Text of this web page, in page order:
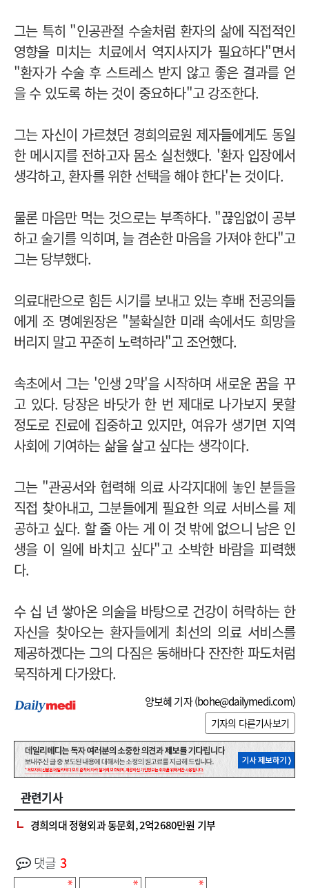
그는 특히 "인공관절 수술처럼 환자의 삶에 직접적인
영향을 미치는 치료에서 역지사지가 필요하다"면서
"환자가 수술 후 스트레스 받지 않고 좋은 결과를 얻
을 수 있도록 하는 것이 중요하다"고 강조한다.
그는 자신이 가르쳤던 경희의료원 제자들에게도 동일
한 메시지를 전하고자 몸소 실천했다. '환자 입장에서
생각하고, 환자를 위한 선택을 해야 한다'는 것이다.
물론 마음만 먹는 것으로는 부족하다. "끊임없이 공부
하고 술기를 익히며, 늘 겸손한 마음을 가져야 한다"고
그는 당부했다.
의료대란으로 힘든 시기를 보내고 있는 후배 전공의들
에게 조 명예원장은 "불확실한 미래 속에서도 희망을
버리지 말고 꾸준히 노력하라"고 조언했다.
속초에서 그는 '인생 2막'을 시작하며 새로운 꿈을 꾸
고 있다. 당장은 바닷가 한 번 제대로 나가보지 못할
정도로 진료에 집중하고 있지만, 여유가 생기면 지역
사회에 기여하는 삶을 살고 싶다는 생각이다.
그는 "관공서와 협력해 의료 사각지대에 놓인 분들을
직접 찾아내고, 그분들에게 필요한 의료 서비스를 제
공하고 싶다. 할 줄 아는 게 이 것 밖에 없으니 남은 인
생을 이 일에 바치고 싶다"고 소박한 바람을 피력했
다.
수 십 년 쌓아온 의술을 바탕으로 건강이 허락하는 한
자신을 찾아오는 환자들에게 최선의 의료 서비스를
제공하겠다는 그의 다짐은 동해바다 잔잔한 파도처럼
묵직하게 다가왔다.
양보혜 기자 (bohe@dailymedi.com)
기자의 다른기사보기
관련기사
경희의대 정형외과 동문회, 2억2680만원 기부
댓글 3